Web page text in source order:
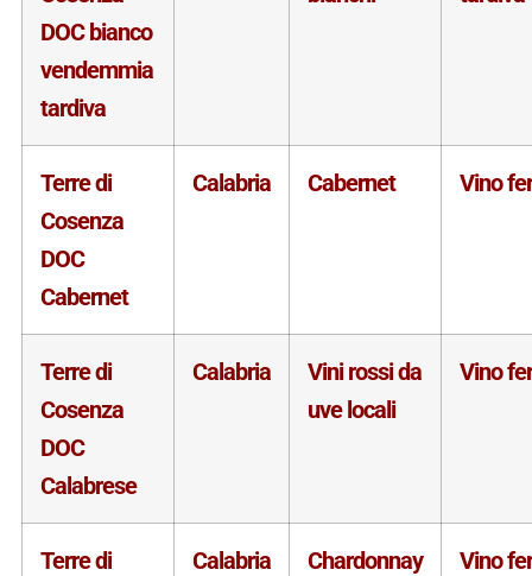
DOC bianco
vendemmia
tardiva
Terre di
Cosenza
DOC
Cabernet
Calabria Cabernet Vino
Terre di
Cosenza
DOC
Calabrese
Calabria
Vini rossi da
uve locali
Vino
Terre di
Calabria Chardonnay Vino